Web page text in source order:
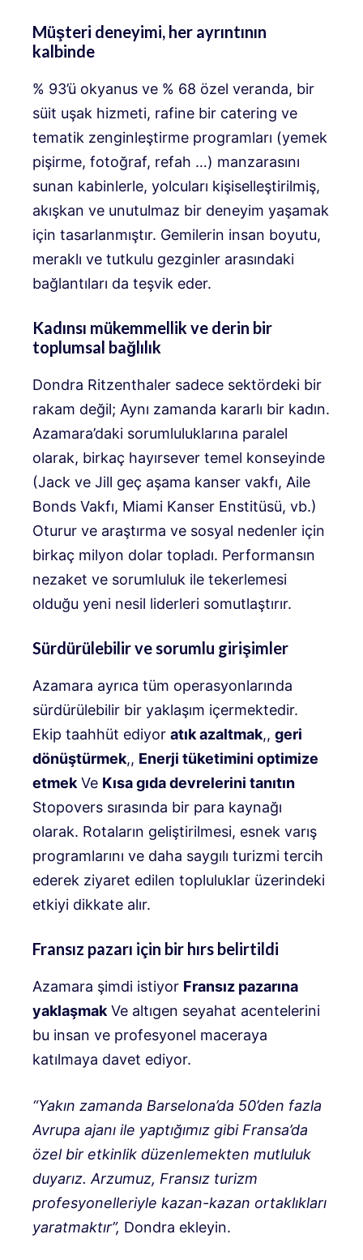
Müşteri deneyimi, her ayrıntının
kalbinde
% 93’ü okyanus ve % 68 özel veranda, bir
süit uşak hizmeti, rafine bir catering ve
tematik zenginleştirme programları (yemek
pişirme, fotoğraf, refah …) manzarasını
sunan kabinlerle, yolcuları kişiselleştirilmiş,
akışkan ve unutulmaz bir deneyim yaşamak
için tasarlanmıştır. Gemilerin insan boyutu,
meraklı ve tutkulu gezginler arasındaki
bağlantıları da teşvik eder.
Kadınsı mükemmellik ve derin bir
toplumsal bağlılık
Dondra Ritzenthaler sadece sektördeki bir
rakam değil; Aynı zamanda kararlı bir kadın.
Azamara’daki sorumluluklarına paralel
olarak, birkaç hayırsever temel konseyinde
(Jack ve Jill geç aşama kanser vakfı, Aile
Bonds Vakfı, Miami Kanser Enstitüsü, vb.)
Oturur ve araştırma ve sosyal nedenler için
birkaç milyon dolar topladı. Performansın
nezaket ve sorumluluk ile tekerlemesi
olduğu yeni nesil liderleri somutlaştırır.
Sürdürülebilir ve sorumlu girişimler
Azamara ayrıca tüm operasyonlarında
sürdürülebilir bir yaklaşım içermektedir.
Ekip taahhüt ediyor atık azaltmak,, geri
dönüştürmek,, Enerji tüketimini optimize
etmek Ve Kısa gıda devrelerini tanıtın
Stopovers sırasında bir para kaynağı
olarak. Rotaların geliştirilmesi, esnek varış
programlarını ve daha saygılı turizmi tercih
ederek ziyaret edilen topluluklar üzerindeki
etkiyi dikkate alır.
Fransız pazarı için bir hırs belirtildi
Azamara şimdi istiyor Fransız pazarına
yaklaşmak Ve altıgen seyahat acentelerini
bu insan ve profesyonel maceraya
katılmaya davet ediyor.
“Yakın zamanda Barselona’da 50’den fazla
Avrupa ajanı ile yaptığımız gibi Fransa’da
özel bir etkinlik düzenlemekten mutluluk
duyarız. Arzumuz, Fransız turizm
profesyonelleriyle kazan-kazan ortaklıkları
yaratmaktır”, Dondra ekleyin.